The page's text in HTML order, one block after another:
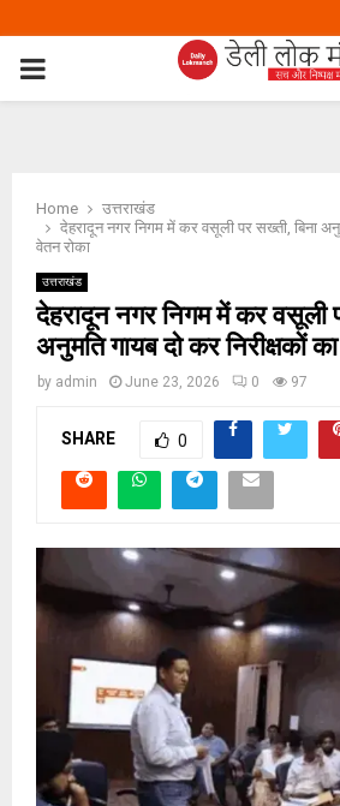
PRIMARY
Home
उत्तराखंड
देहरादून नगर निगम में कर वसूली पर सख्ती, बिना
वेतन रोका
उत्तराखंड
देहरादून नगर निगम में कर वसूली
अनुमति गायब दो कर निरीक्षकों
by admin June 23, 2026 0 97
SHARE 0